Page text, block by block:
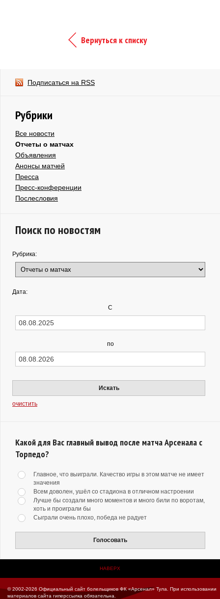
Вернуться к списку
Подписаться на RSS
Рубрики
Все новости
Отчеты о матчах
Объявления
Анонсы матчей
Пресса
Пресс-конференции
Послесловия
Поиск по новостям
Рубрика:
Дата:
С
по
Искать
очистить
Какой для Вас главный вывод после матча Арсенала с
Торпедо?
Главное, что выиграли. Качество игры в этом матче не имеет
значения
Всем доволен, ушёл со стадиона в отличном настроении
Лучше бы создали много моментов и много били по воротам,
хоть и проиграли бы
Сыграли очень плохо, победа не радует
Голосовать
НАВЕРХ
© 2002-2026 Официальный сайт болельщиков ФК «Арсенал» Тула.
При использовании
материалов сайта гиперссылка обязательна.